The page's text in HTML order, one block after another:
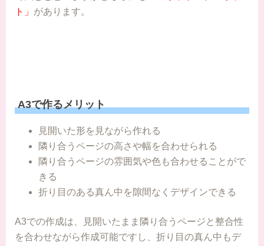
ト」 があります。
A3で作るメリット
見開いた形を見ながら作れる
隣り合うページの高さや幅を合わせられる
隣り合うページの雰囲気や色も合わせることがで
きる
折り目のある真ん中を隙間なくデザインできる
A3での作成は、見開いたまま隣り合うページと整合性
を合わせながら作成可能ですし、折り目の真ん中もデ